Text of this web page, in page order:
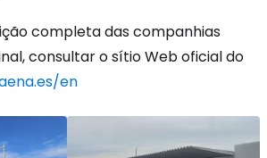
completa das companhias
consultar o sítio Web oficial do
en